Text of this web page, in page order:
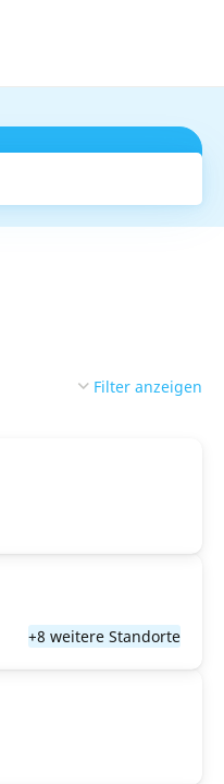
Filter anzeigen
+8 weitere Standorte